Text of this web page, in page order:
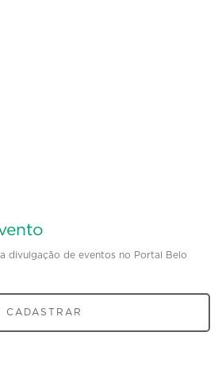
divulgação de eventos no Portal Belo
CADASTRAR